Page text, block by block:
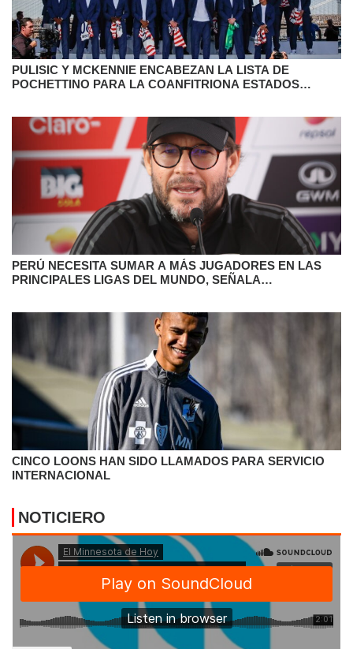
PULISIC Y MCKENNIE ENCABEZAN LA LISTA DE
POCHETTINO PARA LA COANFITRIONA ESTADOS
PERÚ NECESITA SUMAR A MÁS JUGADORES EN LAS
PRINCIPALES LIGAS DEL MUNDO, SEÑALA
CINCO LOONS HAN SIDO LLAMADOS PARA SERVICIO
INTERNACIONAL
NOTICIERO